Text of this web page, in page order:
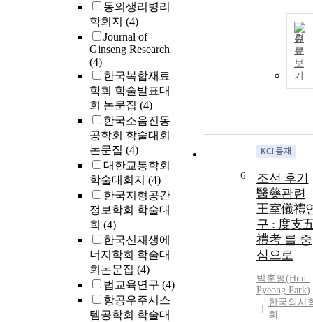
동의생리병리
학회지 (4)
Journal of
Ginseng Research
(4)
한국복합재료
학회 학술발표대
회 논문집 (4)
한국소음진동
공학회 학술대회
논문집 (4)
대한교통학회
학술대회지 (4)
한국지형공간
정보학회 학술대
회 (4)
한국신재생에
너지학회 학술대
회논문집 (4)
법교육연구 (4)
항공우주시스
템공학회 학술대
원
문
보
기
6
조선 후기
醫藥관련
王室儀禮
구 : 度支
禮考 를 중
심으로
박훈평(Hun-
Pyeong Park)
한국의사
회